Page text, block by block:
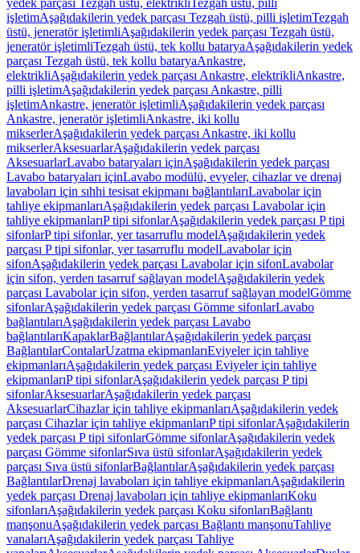
yedek parçası Tezgah üstü, elektrikli Tezgah üstü, pilli
işletimAşağıdakilerin yedek parçası Tezgah üstü, pilli işletimTezgah
üstü, jeneratör işletimliAşağıdakilerin yedek parçası Tezgah üstü,
jeneratör işletimliTezgah üstü, tek kollu bataryaAşağıdakilerin yedek
parçası Tezgah üstü, tek kollu bataryaAnkastre,
elektrikliAşağıdakilerin yedek parçası Ankastre, elektrikliAnkastre,
pilli işletimAşağıdakilerin yedek parçası Ankastre, pilli
işletimAnkastre, jeneratör işletimliAşağıdakilerin yedek parçası
Ankastre, jeneratör işletimliAnkastre, iki kollu
mikserlerAşağıdakilerin yedek parçası Ankastre, iki kollu
mikserlerAksesuarlarAşağıdakilerin yedek parçası
AksesuarlarLavabo bataryaları içinAşağıdakilerin yedek parçası
Lavabo bataryaları içinLavabo modülü, evyeler, cihazlar ve drenaj
lavaboları için sıhhi tesisat ekipmanı bağlantılarıLavabolar için
tahliye ekipmanlarıAşağıdakilerin yedek parçası Lavabolar için
tahliye ekipmanlarıP tipi sifonlarAşağıdakilerin yedek parçası P tipi
sifonlarP tipi sifonlar, yer tasarruflu modelAşağıdakilerin yedek
parçası P tipi sifonlar, yer tasarruflu modelLavabolar için
sifonAşağıdakilerin yedek parçası Lavabolar için sifonLavabolar
için sifon, yerden tasarruf sağlayan modelAşağıdakilerin yedek
parçası Lavabolar için sifon, yerden tasarruf sağlayan modelGömme
sifonlarAşağıdakilerin yedek parçası Gömme sifonlarLavabo
bağlantılarıAşağıdakilerin yedek parçası Lavabo
bağlantılarıKapaklarBağlantılarAşağıdakilerin yedek parçası
BağlantılarContalarUzatma ekipmanlarıEviyeler için tahliye
ekipmanlarıAşağıdakilerin yedek parçası Eviyeler için tahliye
ekipmanlarıP tipi sifonlarAşağıdakilerin yedek parçası P tipi
sifonlarAksesuarlarAşağıdakilerin yedek parçası
AksesuarlarCihazlar için tahliye ekipmanlarıAşağıdakilerin yedek
parçası Cihazlar için tahliye ekipmanlarıP tipi sifonlarAşağıdakilerin
yedek parçası P tipi sifonlarGömme sifonlarAşağıdakilerin yedek
parçası Gömme sifonlarSıva üstü sifonlarAşağıdakilerin yedek
parçası Sıva üstü sifonlarBağlantılarAşağıdakilerin yedek parçası
BağlantılarDrenaj lavaboları için tahliye ekipmanlarıAşağıdakilerin
yedek parçası Drenaj lavaboları için tahliye ekipmanlarıKoku
sifonlarıAşağıdakilerin yedek parçası Koku sifonlarıBağlantı
manşonuAşağıdakilerin yedek parçası Bağlantı manşonuTahliye
vanalarıAşağıdakilerin yedek parçası Tahliye